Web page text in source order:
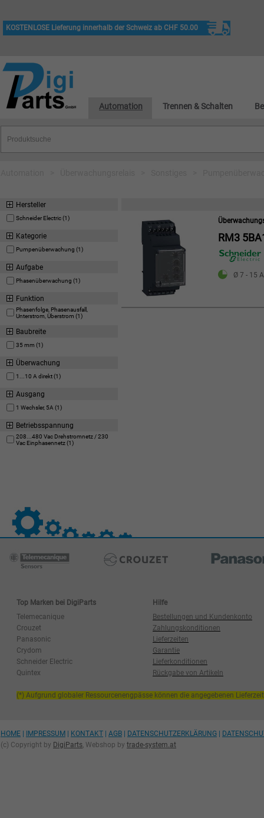
KOSTENLOSE Lieferung innerhalb der Schweiz ab CHF 50.00
Automation Trennen & Schalten
Hersteller
Schneider Electric (1)
Kategorie
Pumpenüberwachung (1)
Aufgabe
Phasenüberwachung (1)
Funktion
Phasenfolge, Phasenausfall,
Unterstrom, Überstrom (1)
Baubreite
35 mm (1)
Überwachung
1...10 A direkt (1)
Ausgang
1 Wechsler, 5A (1)
Betriebsspannung
208...480 Vac Drehstromnetz / 230
Vac Einphasennetz (1)
RM3
Ø 7 - 15
Top Marken bei DigiParts
Hilfe
Telemecanique
Bestellungen und Kundenkonto
Crouzet
Zahlungskonditionen
Panasonic
Lieferzeiten
Crydom
Garantie
Schneider Electric
Lieferkonditionen
Quintex
Rückgabe von Artikeln
(*) Aufgrund globaler Ressourcenengpässe können die angegebenen
HOME IMPRESSUM KONTAKT AGB DATENSCHUTZERKLÄRUNG
(c) Copyright by DigiParts, Webshop by trade-system.at